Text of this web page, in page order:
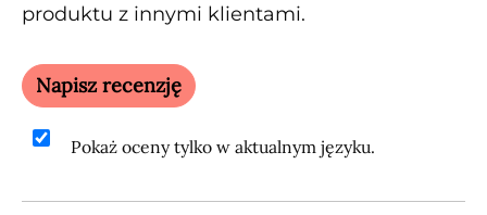
produktu z innymi klientami.
Napisz recenzję
Pokaż oceny tylko w aktualnym języku.